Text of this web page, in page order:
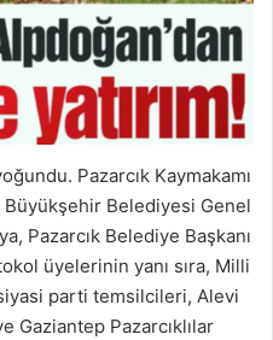
Pazarcık Kaymakamı
Belediyesi Genel
Pazarcık Belediye Başkanı
üyelerinin yanı sıra, Milli
parti temsilcileri, Alevi
Gaziantep Pazarcıklılar